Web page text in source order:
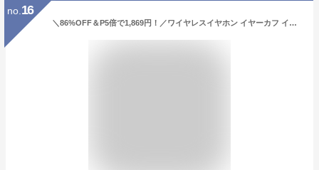
no. 16
＼86%OFF＆P5倍で1,869円！／ワイヤレスイヤホン イヤーカフ イヤホン 耳を塞がない ブルートゥース イヤホン Bluetooth 5.4 残量表示 iPhone/Android対応 骨伝導イヤホン 瞬時接続 65H連続再生 Type‐C充電 オープンイヤー型 耳かけ イヤホン ながら聴き Eokio最新品